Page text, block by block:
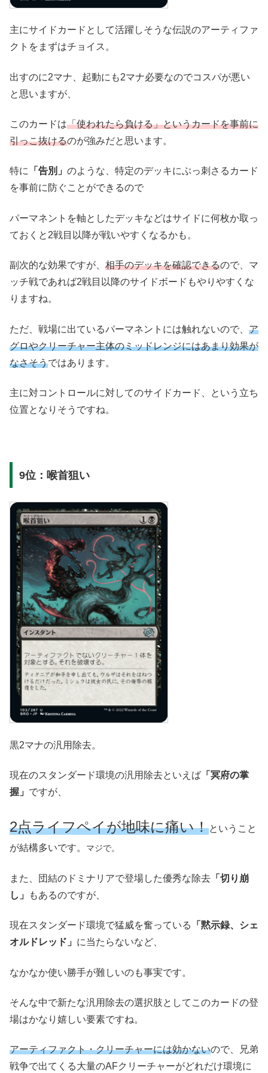
主にサイドカードとして活躍しそうな伝説のアーティファ
クトをまずはチョイス。
出すのに2マナ、起動にも2マナ必要なのでコスパが悪い
と思いますが、
このカードは「使われたら負ける」というカードを事前に
引っこ抜けるのが強みだと思います。
特に 「告別」 のような、特定のデッキにぶっ刺さるカード
を事前に防ぐことができるので
パーマネントを軸としたデッキなどはサイドに何枚か取っ
ておくと2戦目以降が戦いやすくなるかも。
副次的な効果ですが、 相手のデッキを確認できるので、マ
ッチ戦であれば2戦目以降のサイドボードもやりやすくな
りますね。
ただ、戦場に出ているパーマネントには触れないので、 ア
グロやクリーチャー主体のミッドレンジにはあまり効果が
なさそうではあります。
主に対コントロールに対してのサイドカード、という立ち
位置となりそうですね。
9位：喉首狙い
黒2マナの汎用除去。
現在のスタンダード環境の汎用除去といえば 「冥府の掌
握」 ですが、
2点ライフペイが地味に痛い！ということ
が結構多いです。 マジで。
また、団結のドミナリアで登場した優秀な除去 「切り崩
し」
もあるのですが、
現在スタンダード環境で猛威を奮っている
「黙示録、シェ
オルドレッド」 に当たらないなど、
なかなか使い勝手が難しいのも事実です。
そんな中で新たな汎用除去の選択肢としてこのカードの登
場はかなり嬉しい要素ですね。
アーティファクト・クリーチャーには効かないので、兄弟
戦争で出てくる大量のAFクリーチャーがどれだけ環境に